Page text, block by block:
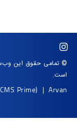
© تمامی حقوق این
است.
Prime) |Arvan